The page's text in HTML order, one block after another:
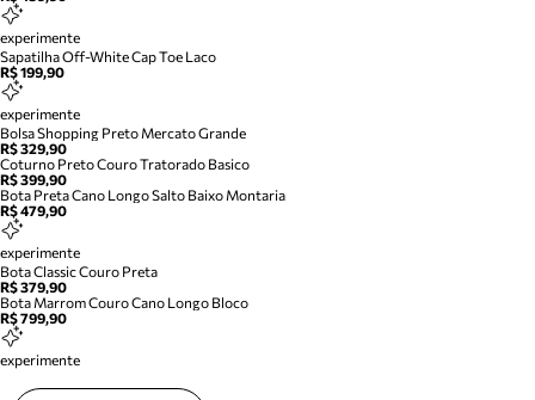
experimente
Sapatilha Off-White Cap Toe Laco
R$ 199,90
experimente
Bolsa Shopping Preto Mercato Grande
R$ 329,90
Coturno Preto Couro Tratorado Basico
R$ 399,90
Bota Preta Cano Longo Salto Baixo Montaria
R$ 479,90
experimente
Bota Classic Couro Preta
R$ 379,90
Bota Marrom Couro Cano Longo Bloco
R$ 799,90
experimente